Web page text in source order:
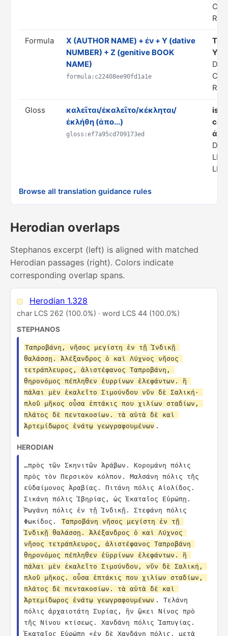
Formula
Χ (AUTHOR NAME) + ἐν + Y (dative
NUMBER) + Z (genitive BOOK
NAME)
formula:c22408ee90fd1a1e
Y
Gloss
καλεῖται/ἐκαλεῖτο/κέκληται/
ἐκλήθη (ἀπο...)
gloss:ef7a95cd709173ed
is/
Browse all translation guidance rules
Herodian overlaps
Stephanos excerpt (left) is aligned with matched
Herodian passages (right). Colors indicate
corresponding overlap spans.
Herodian 1.328
char LCS 262 (100.0%) · word LCS 44 (100.0%)
STEPHANOS
Ταπροβάνη, νῆσος μεγίστη ἐν τῇ Ἰνδικῇ
θαλάσσῃ. Ἀλέξανδρος ὁ καὶ Λύχνος νῆσος
τετράπλευρος, ἁλιστέφανος Ταπροβάνη,
θηρονόμος πέπληθεν ἐυρρίνων ἐλεφάντων. ἣ
πάλαι μὲν ἐκαλεῖτο Σιμούνδου νῦν δὲ Σαλική·
πλοῦ μῆκος οὖσα ἑπτάκις που χιλίων σταδίων,
πλάτος δὲ πεντακοσίων. τὰ αὐτὰ δὲ καὶ
Ἀρτεμίδωρος ἐνάτῳ γεωγραφουμένων .
HERODIAN
…πρὸς τῶν Σκηνιτῶν Ἀράβων. Κορομάνη πόλις
πρὸς τὸν Περσικὸν κόλπον. Μαλσάνη πόλις τῆς
εὐδαίμονος Ἀραβίας. Πιτάνη πόλις Αἰολίδος.
Σικάνη πόλις Ἰβηρίας, ὡς Ἑκαταῖος Εὐρώπῃ.
Ῥωγάνη πόλις ἐν τῇ Ἰνδικῇ. Στεφάνη πόλις
Φωκίδος.
Ταπροβάνη νῆσος μεγίστη ἐν τῇ
Ἰνδικῇ θαλάσσῃ. Ἀλέξανδρος ὁ καὶ Λύχνος
νῆσος τετράπλευρος, ἁλιστέφανος Ταπροβάνη
θηρονόμος πέπληθεν ἐϋρρίνων ἐλεφάντων. ἣ
πάλαι μὲν ἐκαλεῖτο Σιμούνδου, νῦν δὲ Σαλική,
πλοῦ μῆκος. οὖσα ἑπτάκις που χιλίων σταδίων,
πλάτος δὲ πεντακοσίων. τὰ αὐτὰ δὲ καὶ
Ἀρτεμίδωρος ἐνάτῳ γεωγραφουμένων . Τελάνη
πόλις ἀρχαιοτάτη Συρίας, ἣν ᾤκει Νίνος πρὸ
τῆς Νίνου κτίσεως. Χανδάνη πόλις Ἰαπυγίας.
Ἑκαταῖος Εὐρώπῃ «ἐν δὲ Χανδάνη πόλις, μετὰ